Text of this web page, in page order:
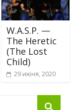
W.A.S.P. —
The Heretic
(The Lost
Child)
29 июня, 2020